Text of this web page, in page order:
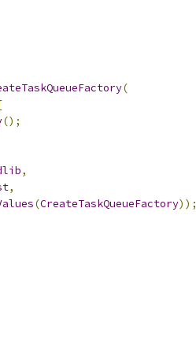
(
();
,
,
(CreateTaskQueueFactory));